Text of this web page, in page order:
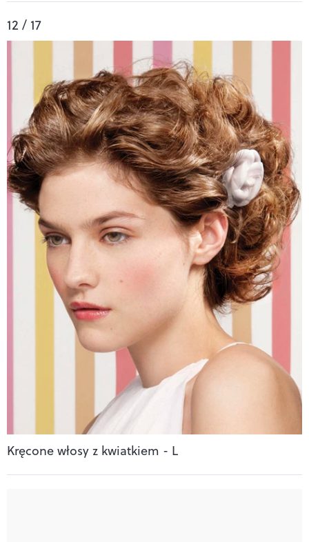
12 / 17
Kręcone włosy z kwiatkiem - L